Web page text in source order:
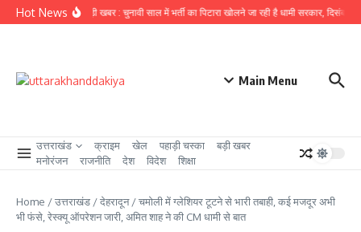
Skip to content
Hot News
उत्तराखंड से बड़ी खबर : चुनावी साल में भर्ती का पिटारा खोलने जा रही है धामी सरकार, दिसंबर से
Main Menu
उत्तराखंड क्राइम खेल पहाड़ी चस्का
बड़ी खबर
मनोरंजन
राजनीति देश विदेश शिक्षा
Home /उत्तराखंड /देहरादून/चमोली में ग्लेशियर टूटने से भारी तबाही, कई मजदूर अभी‌
भी‌ फंसे, रेस्क्यू ऑपरेशन जारी, अमित शाह ने की CM धामी से बात